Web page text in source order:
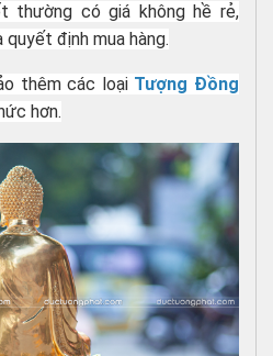
thường có giá không hề rẻ,
định mua hàng.
thêm các loại Tượng Đồng
hơn.